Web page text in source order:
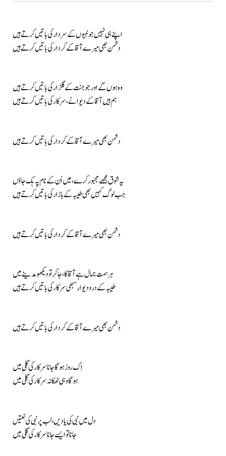
اپنے ہی نہیں جو نبیوں کے سردار کی باتیں کرتے ہیں
دشمن بھی میرے آقا کے کردار کی باتیں کرتے ہیں
وہ ہوں گے اور جو جنت کے گلزار کی باتیں کرتے ہیں
ہم ہیں آقا کے دیوانے، سرکار کی باتیں کرتے ہیں
دشمن بھی میرے آقا کے کردار کی باتیں کرتے ہیں
یہ شوق مجھے مجبور کرے، میں اُن کے نام پہ بِک جاؤں
جب لوگ کہیں بھی طیبہ کے بازار کی باتیں کرتے ہیں
دشمن بھی میرے آقا کے کردار کی باتیں کرتے ہیں
ہر سِمت جمال ہے آقا کا، جا کر تو دیکھو مدینے میں
طیبہ کے در و دیوار سبھی سرکار کی باتیں کرتے ہیں
دشمن بھی میرے آقا کے کردار کی باتیں کرتے ہیں
اِک روز ہوگا جانا سرکار کی گلی میں
ہوگا وہی ٹھکانہ سرکار کی گلی میں
دل میں نبی کی یادیں، لب پر نبی کی نعتیں
جانا تو ایسے جانا سرکار کی گلی میں